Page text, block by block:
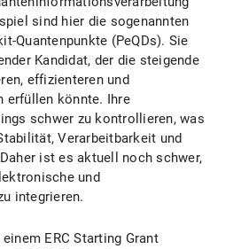
sind hier die sogenannten
Quantenpunkte (PeQDs). Sie
Kandidat, der die steigende
effizienteren und
erfüllen könnte. Ihre
schwer zu kontrollieren, was
Verarbeitbarkeit und
ist es aktuell noch schwer,
und
integrieren.
ERC Starting Grant